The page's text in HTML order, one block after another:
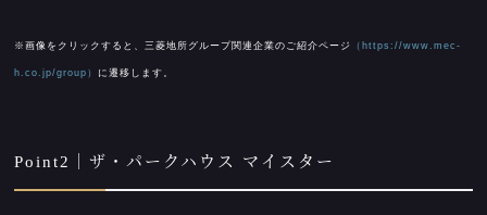
※画像をクリックすると、三菱地所グループ関連企業のご紹介ページ （https://www.mec-
h.co.jp/group） に遷移します。
Point2｜ザ・パークハウス マイスター